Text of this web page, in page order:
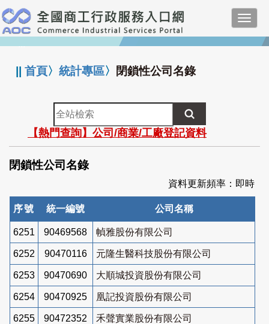
跳
到
主
要
:::
||首頁〉統計專區〉 閉鎖性公司名錄
全
站
檢
索
【熱門查詢】公司/商業/工廠登記資料
閉鎖性公司名錄
資料更新頻率：即時
序號 統一編號 公司名稱
6251 90469568 幀雅股份有限公司
6252 90470116 元隆生醫科技股份有限公司
6253 90470690 大順城投資股份有限公司
6254 90470925 凰記投資股份有限公司
6255 90472352 禾聲實業股份有限公司